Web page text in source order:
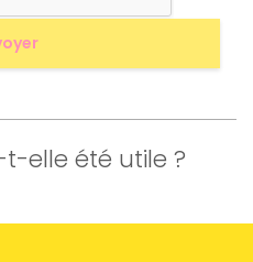
elle été utile ?